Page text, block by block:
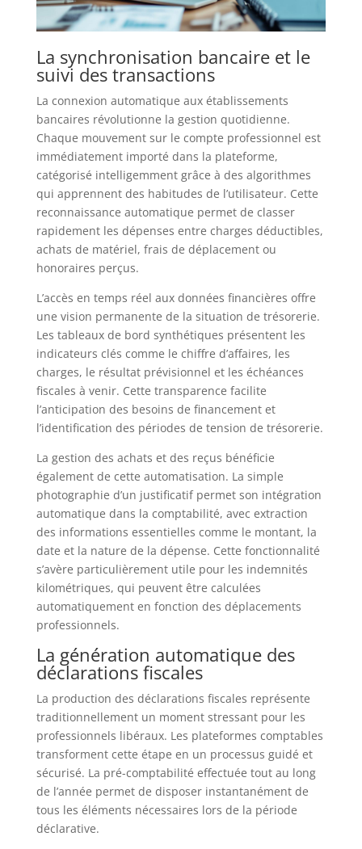
La synchronisation bancaire et le
suivi des transactions
La connexion automatique aux établissements
bancaires révolutionne la gestion quotidienne.
Chaque mouvement sur le compte professionnel est
immédiatement importé dans la plateforme,
catégorisé intelligemment grâce à des algorithmes
qui apprennent des habitudes de l’utilisateur. Cette
reconnaissance automatique permet de classer
rapidement les dépenses entre charges déductibles,
achats de matériel, frais de déplacement ou
honoraires perçus.
L’accès en temps réel aux données financières offre
une vision permanente de la situation de trésorerie.
Les tableaux de bord synthétiques présentent les
indicateurs clés comme le chiffre d’affaires, les
charges, le résultat prévisionnel et les échéances
fiscales à venir. Cette transparence facilite
l’anticipation des besoins de financement et
l’identification des périodes de tension de trésorerie.
La gestion des achats et des reçus bénéficie
également de cette automatisation. La simple
photographie d’un justificatif permet son intégration
automatique dans la comptabilité, avec extraction
des informations essentielles comme le montant, la
date et la nature de la dépense. Cette fonctionnalité
s’avère particulièrement utile pour les indemnités
kilométriques, qui peuvent être calculées
automatiquement en fonction des déplacements
professionnels.
La génération automatique des
déclarations fiscales
La production des déclarations fiscales représente
traditionnellement un moment stressant pour les
professionnels libéraux. Les plateformes comptables
transforment cette étape en un processus guidé et
sécurisé. La pré-comptabilité effectuée tout au long
de l’année permet de disposer instantanément de
tous les éléments nécessaires lors de la période
déclarative.